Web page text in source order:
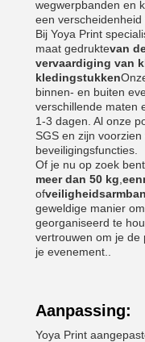
wegwerpbanden en
een
Bij Yoya Print
maat gedruktevan
vervaardiging van
kledingstukken
binnen- en buiten
verschillende maten
1-3 dagen. Al onze
SGS en zijn
beveiligingsfuncties.
Of je nu op zoek
meer dan 50 kg
of
geweldige manier
georganiseerd te
vertrouwen om je de
je evenement..
Aanpassing:
Yoya Print